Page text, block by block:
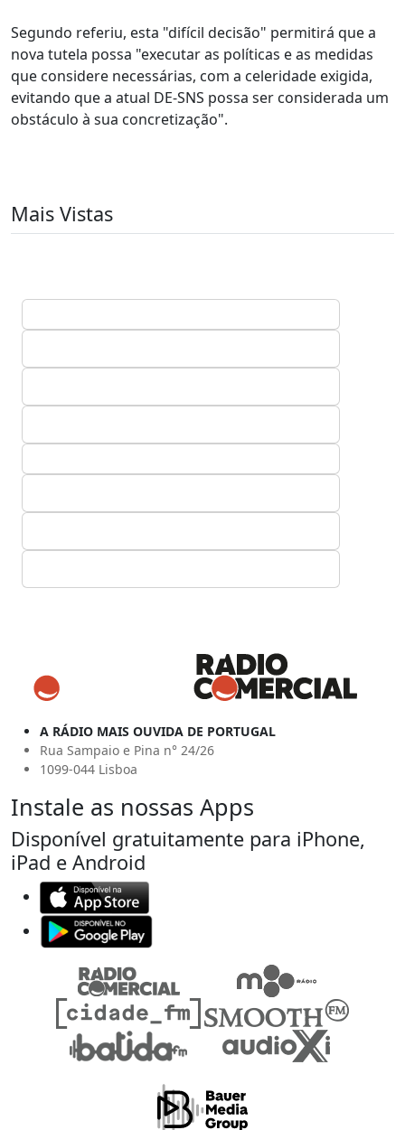
Segundo referiu, esta "difícil decisão" permitirá que a
nova tutela possa "executar as políticas e as medidas
que considere necessárias, com a celeridade exigida,
evitando que a atual DE-SNS possa ser considerada um
obstáculo à sua concretização".
Mais Vistas
A RÁDIO MAIS OUVIDA DE PORTUGAL
Rua Sampaio e Pina n° 24/26
1099-044 Lisboa
Instale as nossas Apps
Disponível gratuitamente para iPhone,
iPad e Android